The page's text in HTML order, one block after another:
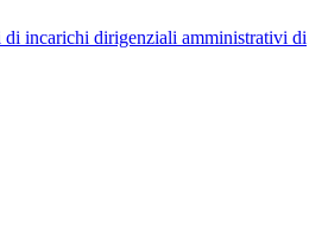
di incarichi dirigenziali amministrativi di